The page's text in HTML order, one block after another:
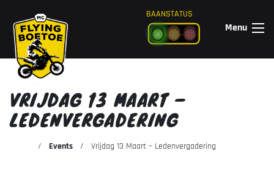
BAANSTATUS
Menu
VRIJDAG 13 MAART –
LEDENVERGADERING
Events Vrijdag 13 Maart – Ledenvergadering